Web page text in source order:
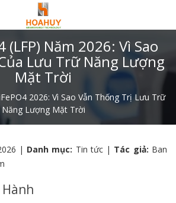
(LFP) Năm 2026: Vì Sao
Lưu Trữ Năng Lượng
Mặt Trời
2026: Vì Sao Vẫn Thống Trị Lưu Trữ
Năng Lượng Mặt Trời
| Danh mục: Tin tức | Tác giả: Ban